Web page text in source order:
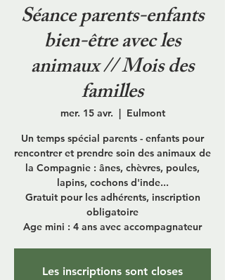
Séance parents-enfants
bien-être avec les
animaux // Mois des
familles
mer. 15 avr.
  |
Eulmont
Un temps spécial parents - enfants pour
rencontrer et prendre soin des animaux de
la Compagnie : ânes, chèvres, poules,
lapins, cochons d'inde...
Gratuit pour les adhérents, inscription
obligatoire
Age mini : 4 ans avec accompagnateur
Les inscriptions sont closes